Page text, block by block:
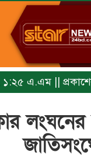
১:২৫ এ.এম ||